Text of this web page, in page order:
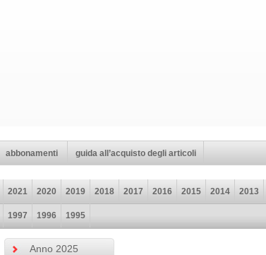
abbonamenti guida all’acquisto degli articoli
2021 2020 2019 2018 2017 2016 2015 2014 2013
1997 1996 1995
Anno 2025